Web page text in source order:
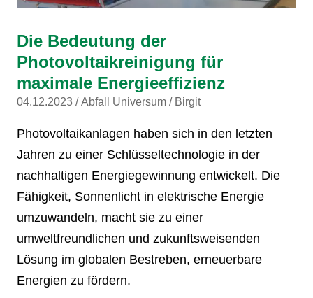
Die Bedeutung der
Photovoltaikreinigung für
maximale Energieeffizienz
04.12.2023 Abfall Universum Birgit
Photovoltaikanlagen haben sich in den letzten
Jahren zu einer Schlüsseltechnologie in der
nachhaltigen Energiegewinnung entwickelt. Die
Fähigkeit, Sonnenlicht in elektrische Energie
umzuwandeln, macht sie zu einer
umweltfreundlichen und zukunftsweisenden
Lösung im globalen Bestreben, erneuerbare
Energien zu fördern.